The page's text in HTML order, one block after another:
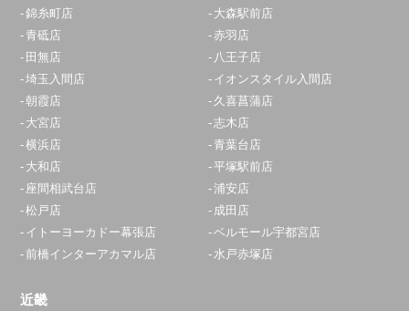
錦糸町店
大森駅前店
青砥店
赤羽店
田無店
八王子店
埼玉入間店
イオンスタイル入間店
朝霞店
久喜菖蒲店
大宮店
志木店
横浜店
青葉台店
大和店
平塚駅前店
座間相武台店
浦安店
松戸店
成田店
イトーヨーカドー幕張店
ベルモール宇都宮店
前橋インターアカマル店
水戸赤塚店
近畿